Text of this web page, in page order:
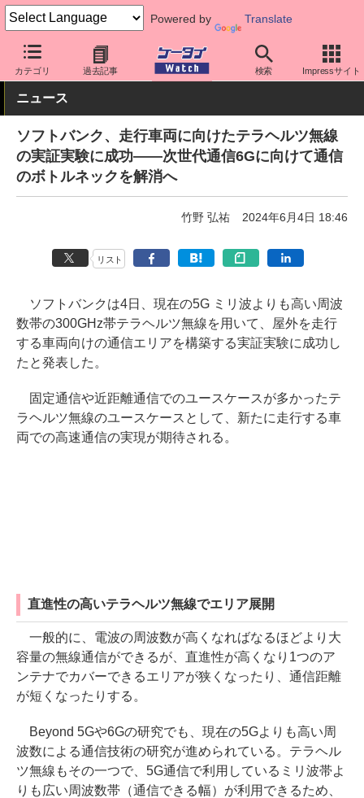
Powered by Translate
カテゴリ 過去記事 検索 Impressサイト
ケータイ Watch キャリア ソフトバンク ネットワーク/技術
ニュース
ソフトバンク、走行車両に向けたテラヘルツ無線
の実証実験に成功――次世代通信6Gに向けて通信
のボトルネックを解消へ
竹野 弘祐 2024年6月4日 18:46
リスト
ソフトバンクは4日、現在の5G ミリ波よりも高い周波
数帯の300GHz帯テラヘルツ無線を用いて、屋外を走行
する車両向けの通信エリアを構築する実証実験に成功し
たと発表した。
固定通信や近距離通信でのユースケースが多かったテ
ラヘルツ無線のユースケースとして、新たに走行する車
両での高速通信の実現が期待される。
直進性の高いテラヘルツ無線でエリア展開
一般的に、電波の周波数が高くなればなるほどより大
容量の無線通信ができるが、直進性が高くなり1つのア
ンテナでカバーできるエリアが狭くなったり、通信距離
が短くなったりする。
Beyond 5Gや6Gの研究でも、現在の5Gよりも高い周
波数による通信技術の研究が進められている。テラヘル
ツ無線もその一つで、5G通信で利用しているミリ波帯よ
りも広い周波数帯（通信できる幅）が利用できるため、